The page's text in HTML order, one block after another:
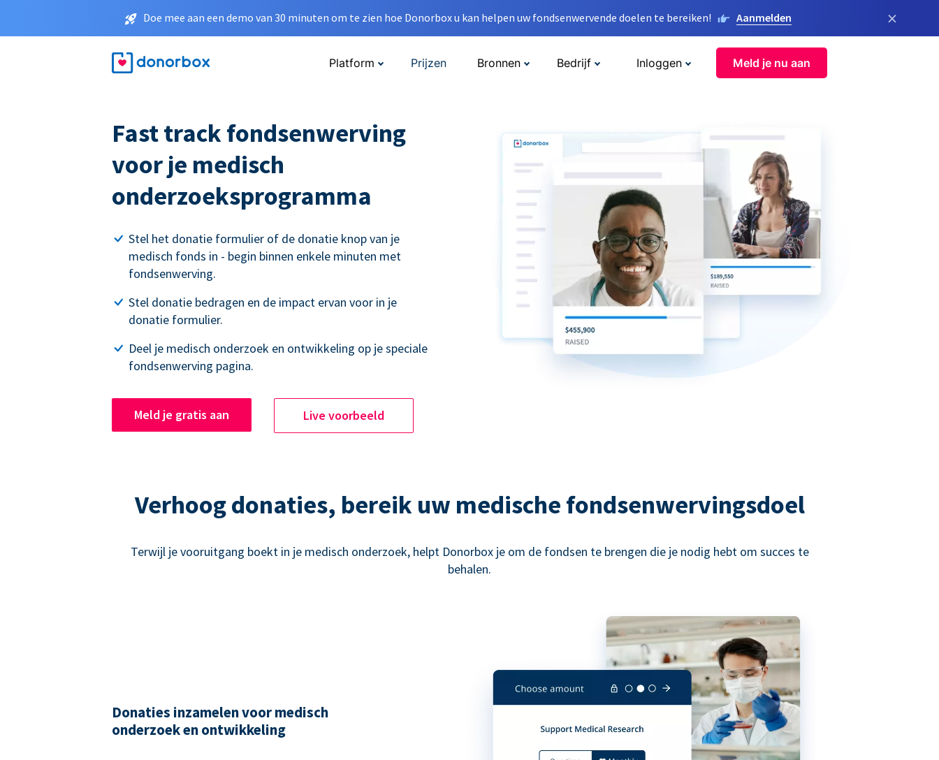
Doe mee aan een demo van 30 minuten om te zien hoe Donorbox u kan helpen uw fondsenwervende doelen te bereiken! Aanmelden ×
Platform Prijzen Bronnen Bedrijf Inloggen Meld je nu aan
Fast track fondsenwerving
voor je medisch
onderzoeksprogramma
Stel het donatie formulier of de donatie knop van je
medisch fonds in - begin binnen enkele minuten met
fondsenwerving.
Stel donatie bedragen en de impact ervan voor in je
donatie formulier.
Deel je medisch onderzoek en ontwikkeling op je speciale
fondsenwerving pagina.
Meld je gratis aan Live voorbeeld
Verhoog donaties, bereik uw medische fondsenwervingsdoel
Terwijl je vooruitgang boekt in je medisch onderzoek, helpt Donorbox je om de fondsen te brengen die je nodig hebt om succes te
behalen.
Donaties inzamelen voor medisch
onderzoek en ontwikkeling